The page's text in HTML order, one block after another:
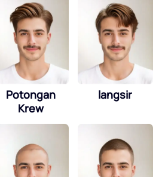
Potongan
Krew
langsir